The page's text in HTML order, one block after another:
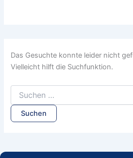
Das Gesuchte konnte leider nicht
Vielleicht hilft die Suchfunktion.
Suchen
nach: